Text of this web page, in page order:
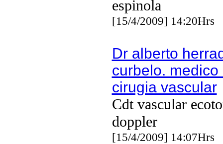
espinola
[15/4/2009] 14:20Hrs
Dr alberto
curbelo. medico
cirugia vascular
Cdt vascular
doppler
[15/4/2009] 14:07Hrs